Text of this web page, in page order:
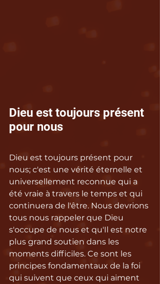
Dieu est toujours présent
pour nous
Dieu est toujours présent pour
nous; c'est une vérité éternelle et
universellement reconnue qui a
été vraie à travers le temps et qui
continuera de l'être. Nous devrions
tous nous rappeler que Dieu
s'occupe de nous et qu'Il est notre
plus grand soutien dans les
moments difficiles. Ce sont les
principes fondamentaux de la foi
qui suivent que ceux qui aiment